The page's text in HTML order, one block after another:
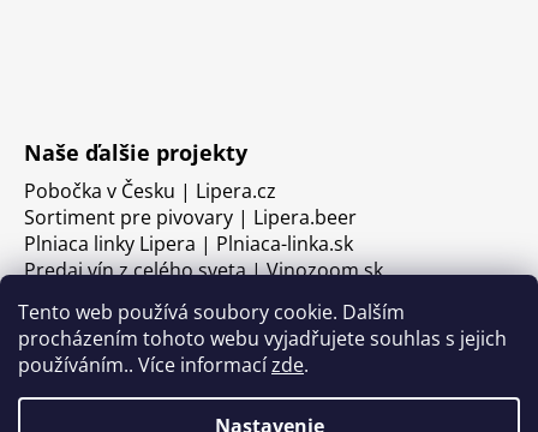
Tento web používá soubory cookie. Dalším
procházením tohoto webu vyjadřujete souhlas s jejich
používáním.. Více informacízde.
Nastavenie
Naše ďalšie projekty
Pobočka v Česku | Lipera.cz
Sortiment pre pivovary | Lipera.beer
Plniaca linky Lipera | Plniaca-linka.sk
Predaj vín z celého sveta | Vinozoom.sk